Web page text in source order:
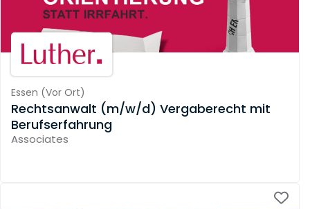
Essen (Vor Ort)
Rechtsanwalt (m/w/d) Vergaberecht mit
Berufserfahrung
Associates